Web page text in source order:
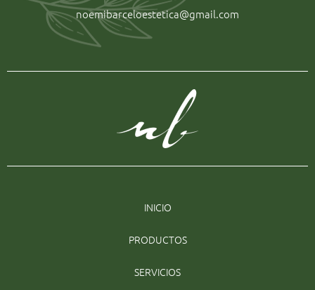
noemibarceloestetica@gmail.com
INICIO
PRODUCTOS
SERVICIOS